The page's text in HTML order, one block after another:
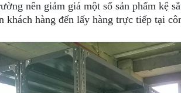
nên giảm giá một số sản phẩm kệ
khách hàng đến lấy hàng trực tiếp tại